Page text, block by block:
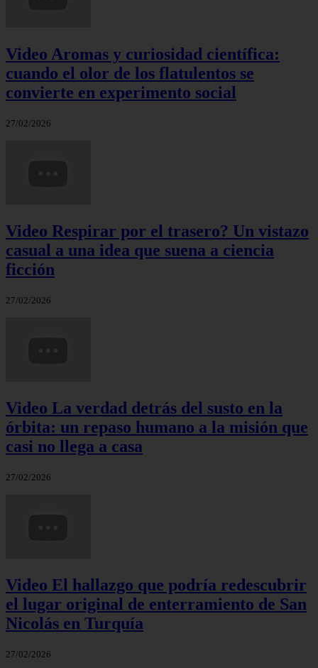
Video Aromas y curiosidad científica:
cuando el olor de los flatulentos se
convierte en experimento social
27/02/2026
Video Respirar por el trasero? Un vistazo
casual a una idea que suena a ciencia
ficción
27/02/2026
Video La verdad detrás del susto en la
órbita: un repaso humano a la misión que
casi no llega a casa
27/02/2026
Video El hallazgo que podría redescubrir
el lugar original de enterramiento de San
Nicolás en Turquía
27/02/2026